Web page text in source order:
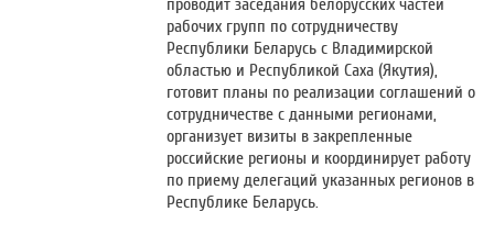
проводит заседания белорусских частей
рабочих групп по сотрудничеству
Республики Беларусь с Владимирской
областью и Республикой Саха (Якутия),
готовит планы по реализации соглашений о
сотрудничестве с данными регионами,
организует визиты в закрепленные
российские регионы и координирует работу
по приему делегаций указанных регионов в
Республике Беларусь.